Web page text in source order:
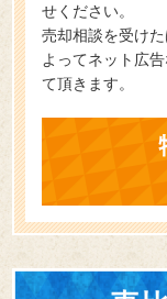
せください。
売却相談を受け
よってネット広
て頂きます。